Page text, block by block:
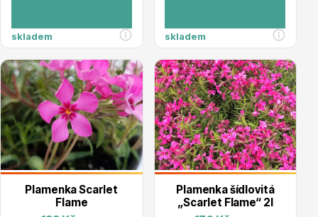
Trvalky
Bylinky do kuchyně
skladem skladem
Plamenka Scarlet
Flame
Plamenka šídlovitá
„Scarlet Flame“ 2l